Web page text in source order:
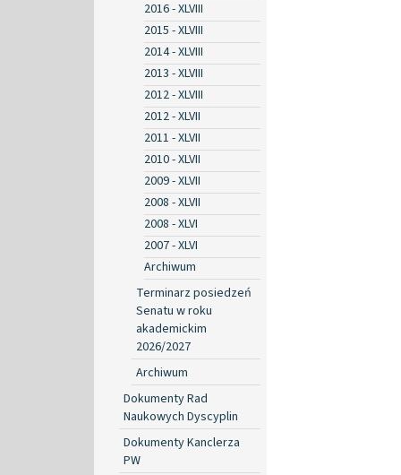
2016 - XLVIII
2015 - XLVIII
2014 - XLVIII
2013 - XLVIII
2012 - XLVIII
2012 - XLVII
2011 - XLVII
2010 - XLVII
2009 - XLVII
2008 - XLVII
2008 - XLVI
2007 - XLVI
Archiwum
Terminarz posiedzeń
Senatu w roku
akademickim
2026/2027
Archiwum
Dokumenty Rad
Naukowych Dyscyplin
Dokumenty Kanclerza
PW